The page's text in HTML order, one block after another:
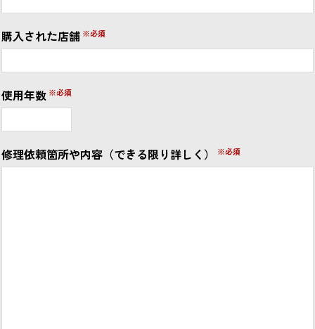
購入された店舗
使用年数
修理依頼箇所や内容（できる限り詳しく）